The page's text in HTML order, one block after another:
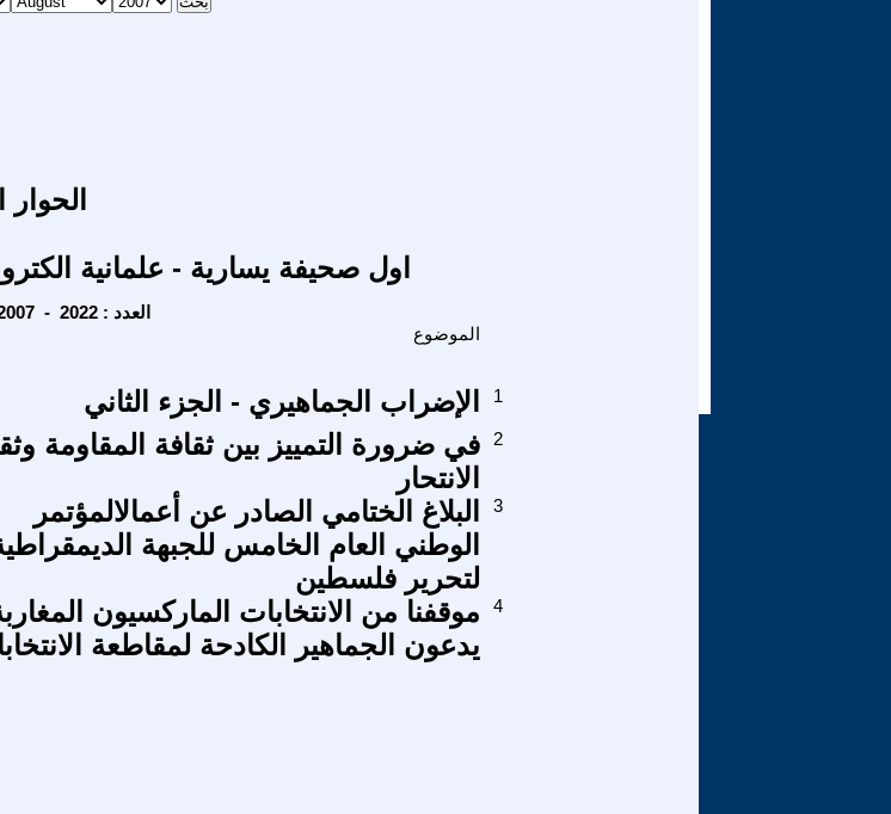
اول صحيفة يسارية - علمانية
Wednesday - 8/29/2007 - العدد : 2022
الموضوع
الإضراب الجماهيري - الجزء الثاني 1
في ضرورة التمييز بين ثقافة المقاومة
الانتحار
2
البلاغ الختامي الصادر عن أعمالالمؤتمر
الوطني العام الخامس للجبهة
لتحرير فلسطين
3
موقفنا من الانتخابات الماركسيون
يدعون الجماهير الكادحة لمقاطعة
4